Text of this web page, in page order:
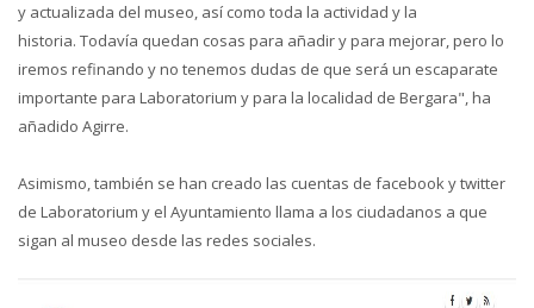
y actualizada del museo, así como toda la actividad y la
historia. Todavía quedan cosas para añadir y para mejorar, pero lo
iremos refinando y no tenemos dudas de que será un escaparate
importante para Laboratorium y para la localidad de Bergara", ha
añadido Agirre.
Asimismo, también se han creado las cuentas de facebook y twitter
de Laboratorium y el Ayuntamiento llama a los ciudadanos a que
sigan al museo desde las redes sociales.